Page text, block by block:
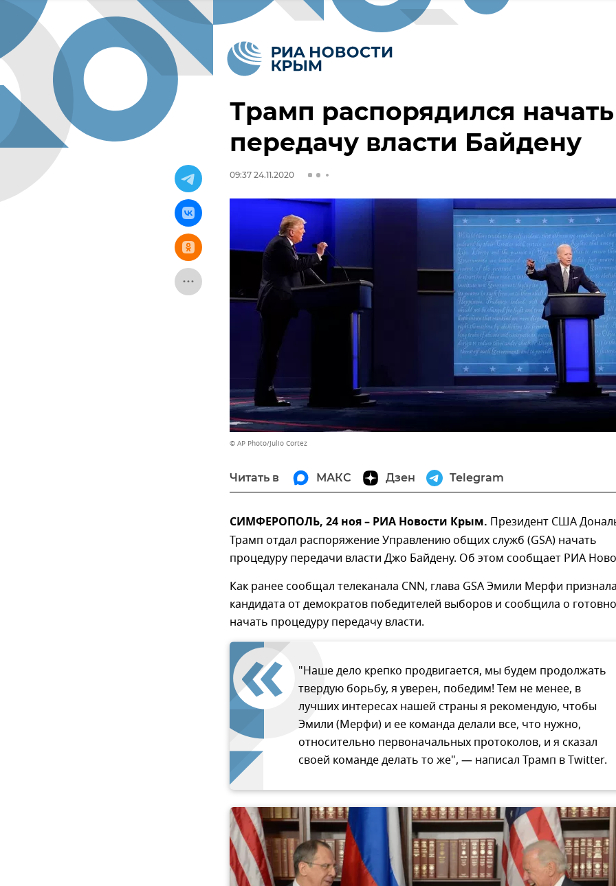
Трамп распорядился начать
передачу власти Байдену
09:37 24.11.2020
© AP Photo/Julio Cortez
Читать в МАКС Дзен Telegram
СИМФЕРОПОЛЬ, 24 ноя – РИА Новости Крым. Президент США
Трамп отдал распоряжение Управлению общих служб (GSA) начать
процедуру передачи власти Джо Байдену. Об этом сообщает РИА
Как ранее сообщал телеканала CNN, глава GSA Эмили Мерфи
кандидата от демократов победителей выборов и сообщила о
начать процедуру передачу власти.
"Наше дело крепко продвигается, мы будем продолжать
твердую борьбу, я уверен, победим! Тем не менее, в
лучших интересах нашей страны я рекомендую, чтобы
Эмили (Мерфи) и ее команда делали все, что нужно,
относительно первоначальных протоколов, и я сказал
своей команде делать то же", — написал Трамп в Twitter.